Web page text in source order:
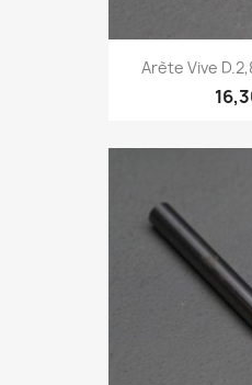
Arète Vive